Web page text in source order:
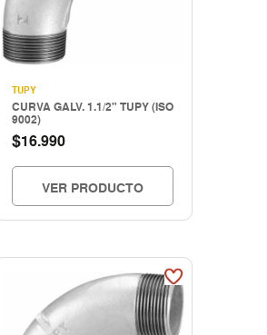
TUPY
CURVA GALV. 1.1/2" TUPY (ISO
9002)
$16.990
VER PRODUCTO